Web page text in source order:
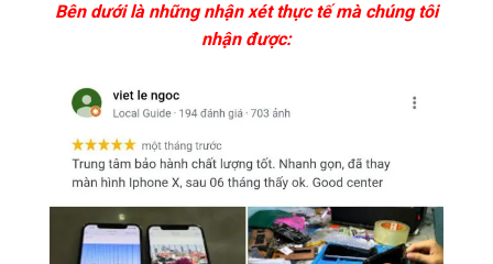
Bên dưới là những nhận xét thực tế mà chúng tôi
nhận được: